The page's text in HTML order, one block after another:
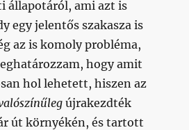
állapotáról, ami azt is
egy jelentős szakasza is
az is komoly probléma,
hogy amit
hol lehetett, hiszen az
újrakezdték
út környékén, és tartott